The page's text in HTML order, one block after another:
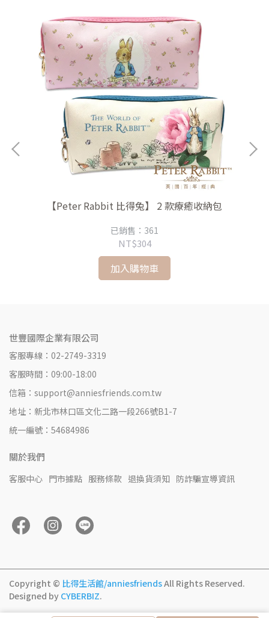
【Peter Rabbit 比得兔】 2 款療癒收納包
已銷售：361
NT$304
加入購物車
世豐國際企業有限公司
客服專線：02-2749-3319
客服時間：09:00-18:00
信箱：support@anniesfriends.com.tw
地址：新北市林口區文化二路一段266號B1-7
統一編號：54684986
關於我們
客服中心 門市據點 服務條款 退換貨須知 防詐騙宣導資訊
Copyright © 比得生活館/anniesfriendsAll Rights Reserved.
Designed by CYBERBIZ.